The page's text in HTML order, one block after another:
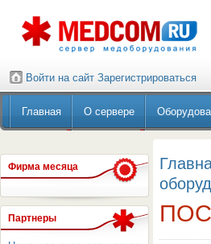
Войти на сайт Зарегистрироваться
Главная О сервере
Фирма месяца
Партнеры